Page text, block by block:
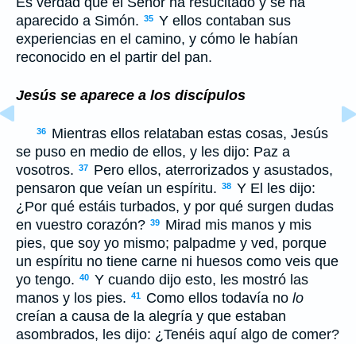
aparecido a Simón. 35 Y ellos contaban sus
experiencias en el camino, y cómo le habían
reconocido en el partir del pan.
Jesús se aparece a los discípulos
36
Mientras ellos relataban estas cosas, Jesús
se puso en medio de ellos, y les dijo: Paz a
vosotros. 37
Pero ellos, aterrorizados y asustados,
pensaron que veían un espíritu. 38 Y El les dijo:
¿Por qué estáis turbados, y por qué surgen dudas
en vuestro corazón? 39
Mirad mis manos y mis
pies, que soy yo mismo; palpadme y ved, porque
un espíritu no tiene carne ni huesos como veis que
yo tengo. 40 Y cuando dijo esto, les mostró las
manos y los pies. 41 Como ellos todavía no lo
creían a causa de la alegría y que estaban
asombrados, les dijo: ¿Tenéis aquí algo de comer?